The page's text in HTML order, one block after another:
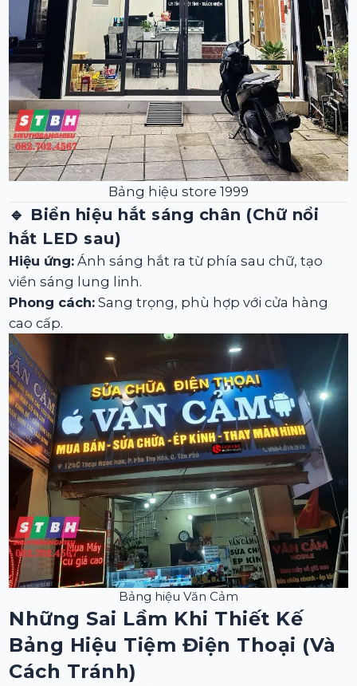
Bảng hiệu store 1999
🔹 Biển hiệu hắt sáng chân (Chữ nổi
hắt LED sau)
Hiệu ứng: Ánh sáng hắt ra từ phía sau chữ, tạo
viền sáng lung linh.
Phong cách: Sang trọng, phù hợp với cửa hàng
cao cấp.
Bảng hiệu Văn Cảm
Những Sai Lầm Khi Thiết Kế
Bảng Hiệu Tiệm Điện Thoại (và
Cách Tránh)